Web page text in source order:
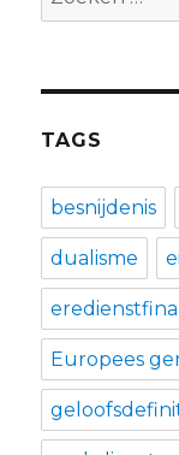
naar:
TAGS
besnijdenis
dualisme
Europees